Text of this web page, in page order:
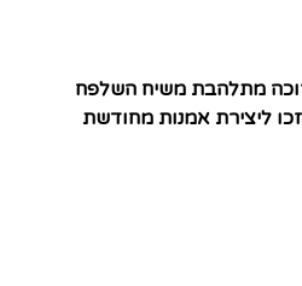
מתלהבת משיח השלפח
ליצירת אמנות מחודשת